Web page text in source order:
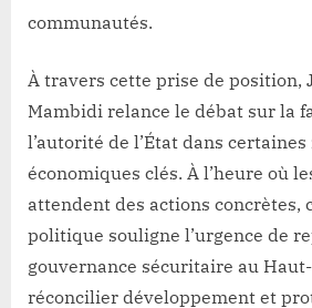
communautés.
À travers cette prise de position,
Mambidi relance le débat sur la
l’autorité de l’État dans certaines
économiques clés. À l’heure où
attendent des actions
politique souligne l’urgence de
gouvernance sécuritaire au
réconcilier développement et